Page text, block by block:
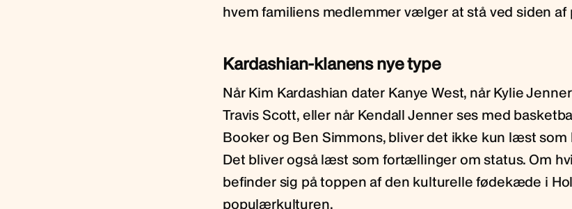
hvem familiens medlemmer vælger at stå ved siden af
Kardashian-klanens nye type
Når Kim Kardashian dater Kanye West, når Kylie
Travis Scott, eller når Kendall Jenner ses med
Booker og Ben Simmons, bliver det ikke kun læst
Det bliver også læst som fortællinger om status. Om
befinder sig på toppen af den kulturelle fødekæde i
populærkulturen.